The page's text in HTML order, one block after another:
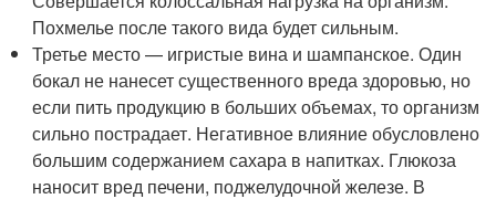
Похмелье после такого вида будет сильным.
Третье место — игристые вина и шампанское. Один
бокал не нанесет существенного вреда здоровью, но
если пить продукцию в больших объемах, то организм
сильно пострадает. Негативное влияние обусловлено
большим содержанием сахара в напитках. Глюкоза
наносит вред печени, поджелудочной железе. В